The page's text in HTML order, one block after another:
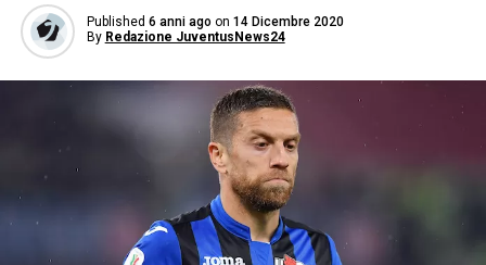
Published 6 anni ago on 14 Dicembre 2020
By Redazione JuventusNews24